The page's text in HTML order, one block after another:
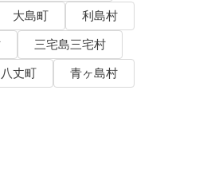
大島町
利島村
三宅島三宅村
丈町
青ヶ島村